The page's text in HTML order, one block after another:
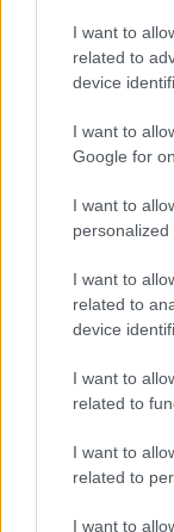
I want to
related to
device
I want to
Google for
I want to
personalized
I want to
related to
device
I want to
related to
I want to
related to
I want to